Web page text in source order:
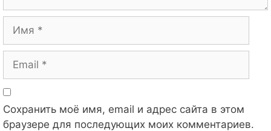
Сохранить моё имя, email и адрес сайта в этом
браузере для последующих моих комментариев.